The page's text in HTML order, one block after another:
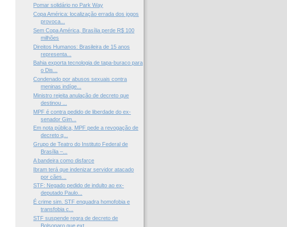
Pomar solidário no Park Way
Copa América: localização errada dos jogos
provoca...
Sem Copa América, Brasília perde R$ 100
milhões
Direitos Humanos: Brasileira de 15 anos
representa...
Bahia exporta tecnologia de tapa-buraco para
o Dis...
Condenado por abusos sexuais contra
meninas indíge...
Ministro rejeita anulação de decreto que
destinou ...
MPF é contra pedido de liberdade do ex-
senador Gim...
Em nota pública, MPF pede a revogação de
decreto q...
Grupo de Teatro do Instituto Federal de
Brasília –...
A bandeira como disfarce
Ibram terá que indenizar servidor atacado
por cães...
STF: Negado pedido de indulto ao ex-
deputado Paulo...
É crime sim. STF enquadra homofobia e
transfobia c...
STF suspende regra de decreto de
Bolsonaro que ext...